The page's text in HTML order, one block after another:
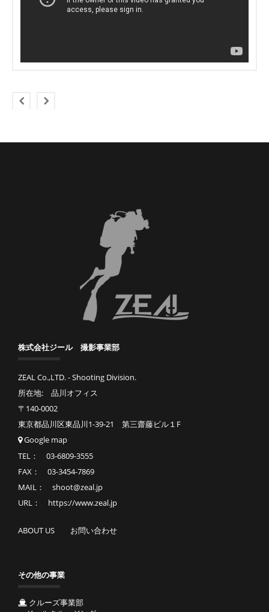
株式会社ジール 撮影事業部
ZEAL Co.,LTD. - Shooting Division.
所在地: 品川オフィス
〒140-0002
東京都品川区東品川1-39-21 第三齋藤ビル１F
Google map
TEL： 03-6809-3555
FAX： 03-3454-7869
MAIL： shoot@zeal.jp
URL： https://www.zeal.jp
ABOUT US お問い合わせ
その他の事業
クルーズ事業部